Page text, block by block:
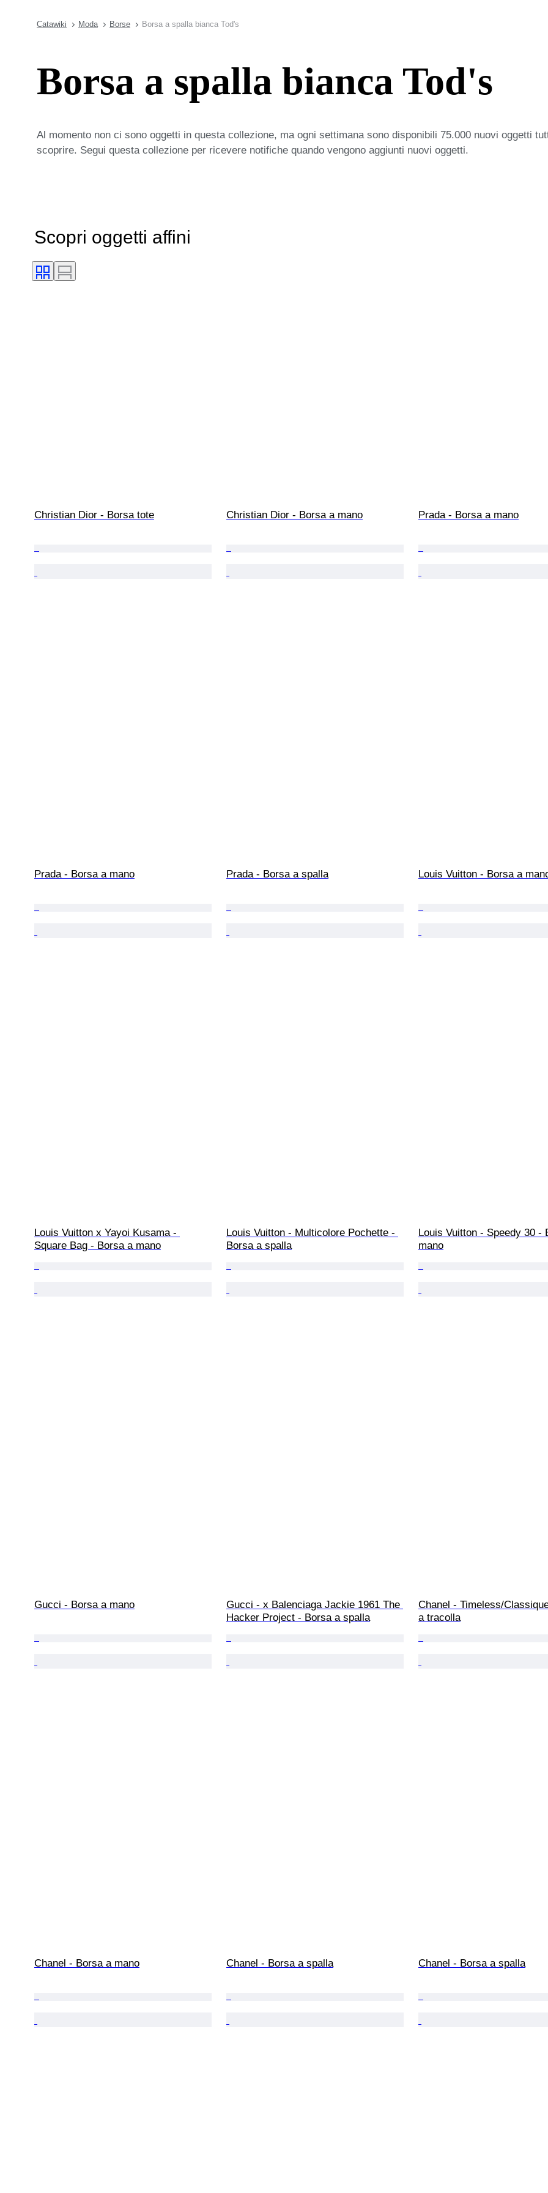
Catawiki Moda Borse Borsa a spalla bianca Tod's
Borsa a spalla bianca Tod's
Al momento non ci sono oggetti in questa collezione, ma ogni settimana sono disponibili 75.000 nuovi oggetti
scoprire. Segui questa collezione per ricevere notifiche quando vengono aggiunti nuovi oggetti.
Scopri oggetti affini
Christian Dior - Borsa tote Christian Dior - Borsa a mano Prada - Borsa a mano
Prada - Borsa a mano Prada - Borsa a spalla Louis Vuitton - Borsa a
Louis Vuitton x Yayoi Kusama -
Square Bag - Borsa a mano
Louis Vuitton - Multicolore Pochette -
Borsa a spalla
Louis Vuitton - Speedy 30 -
mano
Gucci - Borsa a mano
Gucci - x Balenciaga Jackie 1961 The
Hacker Project - Borsa a spalla
Chanel - Timeless/
a tracolla
Chanel - Borsa a mano Chanel - Borsa a spalla Chanel - Borsa a spalla